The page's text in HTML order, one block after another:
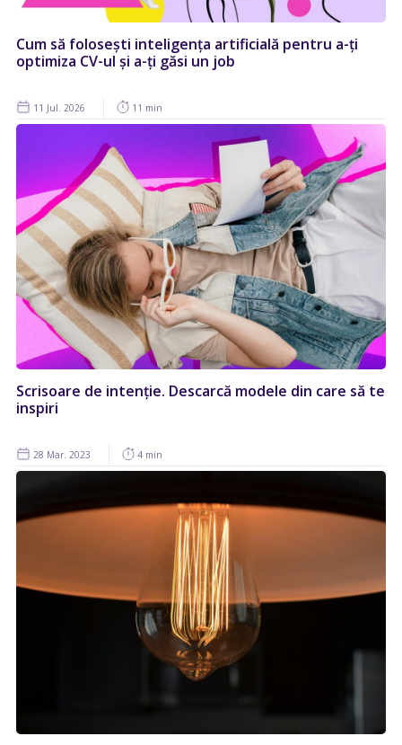
Cum să folosești inteligența artificială pentru a-ți
optimiza CV-ul și a-ți găsi un job
11 Jul. 2026 11 min
Scrisoare de intenție. Descarcă modele din care să te
inspiri
28 Mar. 2023 4 min